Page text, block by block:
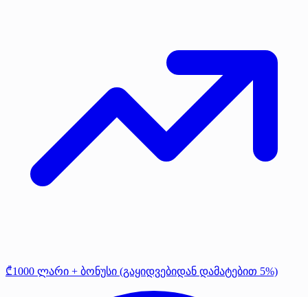
₾1000 ლარი + ბონუსი (გაყიდვებიდან დამატებით 5%)